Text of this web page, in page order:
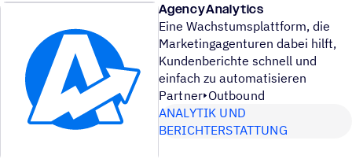
AgencyAnalytics
Eine Wachstumsplattform, die
Marketingagenturen dabei hilft,
Kundenberichte schnell und
einfach zu automatisieren
Partner Outbound
ANALYTIK UND
BERICHTERSTATTUNG